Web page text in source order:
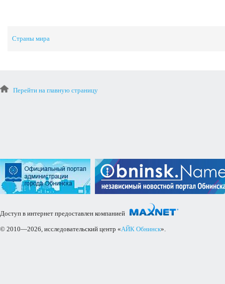
Страны мира
Перейти на главную страницу
Доступ в интернет предоставлен компанией
© 2010—2026, исследовательский центр «АЙК Обнинск».